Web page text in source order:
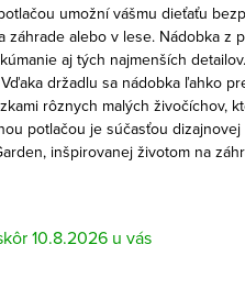
umožní vášmu dieťaťu
záhrade alebo v lese. Nádobka z
aj tých najmenších
držadlu sa nádobka ľahko
rôznych malých živočíchov,
potlačou je súčasťou
inšpirovanej životom na
10.8.2026